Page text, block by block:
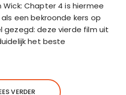
Chapter 4 is hiermee
een bekroonde kers op
deze vierde film uit
het beste
VERDER